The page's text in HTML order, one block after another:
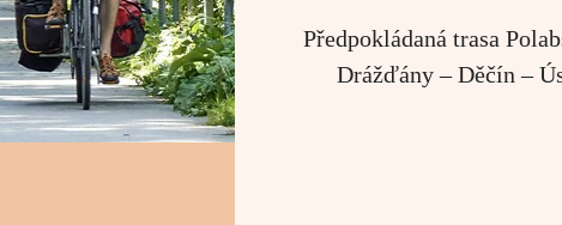
Předpokládaná trasa
Drážďány – Děčín –